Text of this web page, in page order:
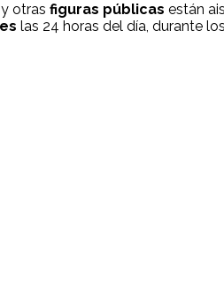
otras figuras públicas están
las 24 horas del día, durante